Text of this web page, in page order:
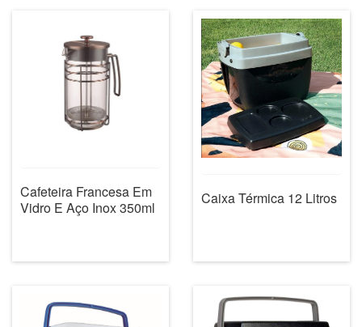
Cafeteira Francesa Em
Vidro E Aço Inox 350ml
Caixa Térmica 12 Litros